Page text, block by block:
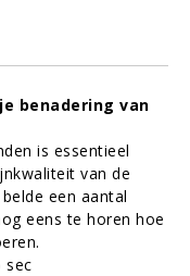
benadering van
is essentieel
van de
een aantal
eens te horen hoe
sec